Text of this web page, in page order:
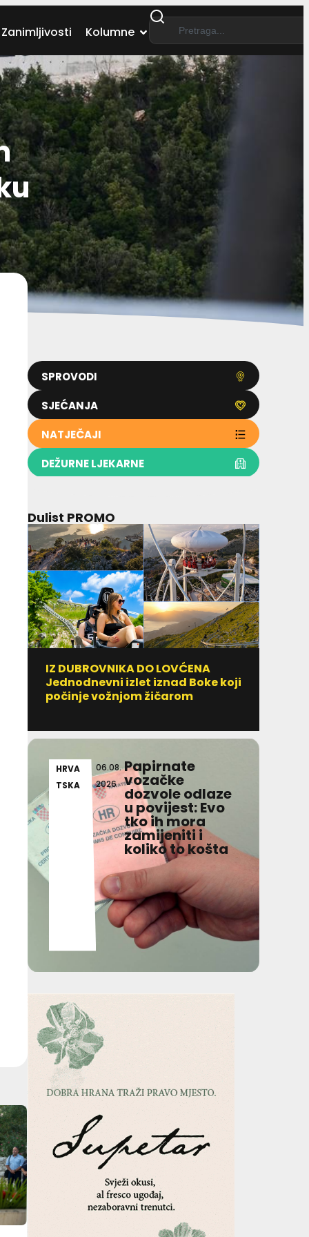
Zanimljivosti Kolumne
SPROVODI
SJEĆANJA
NATJEČAJI
DEŽURNE LJEKARNE
Dulist PROMO
IZ DUBROVNIKA DO LOVĆENA
Jednodnevni izlet iznad Boke koji
počinje vožnjom žičarom
HRVA
TSKA
06.08.
2026
Papirnate
vozačke
dozvole odlaze
u povijest: Evo
tko ih mora
zamijeniti i
koliko to košta